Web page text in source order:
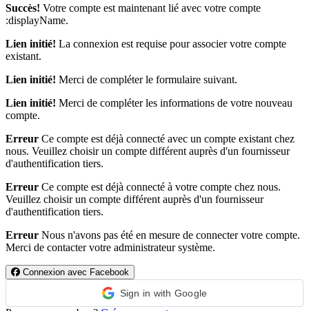
Succès! Votre compte est maintenant lié avec votre compte
:displayName.
Lien initié! La connexion est requise pour associer votre compte
existant.
Lien initié! Merci de compléter le formulaire suivant.
Lien initié! Merci de compléter les informations de votre nouveau
compte.
Erreur Ce compte est déjà connecté avec un compte existant chez
nous. Veuillez choisir un compte différent auprès d'un fournisseur
d'authentification tiers.
Erreur Ce compte est déjà connecté à votre compte chez nous.
Veuillez choisir un compte différent auprès d'un fournisseur
d'authentification tiers.
Erreur Nous n'avons pas été en mesure de connecter votre compte.
Merci de contacter votre administrateur système.
Connexion avec Facebook
Sign in with Google